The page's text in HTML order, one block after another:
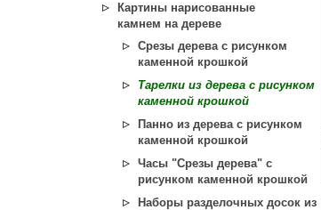
Картины нарисованные
камнем на дереве
Срезы дерева с рисунком
каменной крошкой
Тарелки из дерева с рисунком
каменной крошкой
Панно из дерева с рисунком
каменной крошкой
Часы "Срезы дерева" с
рисунком каменной крошкой
Наборы разделочных досок из